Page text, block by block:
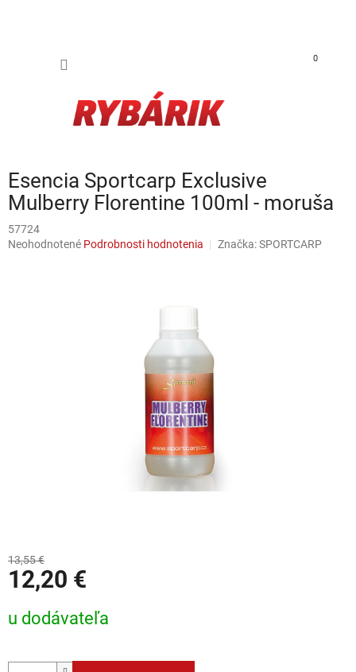
0
Esencia Sportcarp Exclusive
Mulberry Florentine 100ml - moruša
57724
Priemerné hodnotenie produktu je 0,0 z 5 hviezdičiek.
Neohodnotené Podrobnosti hodnotenia Značka:SPORTCARP
13,55 €
12,20 €
u dodávateľa